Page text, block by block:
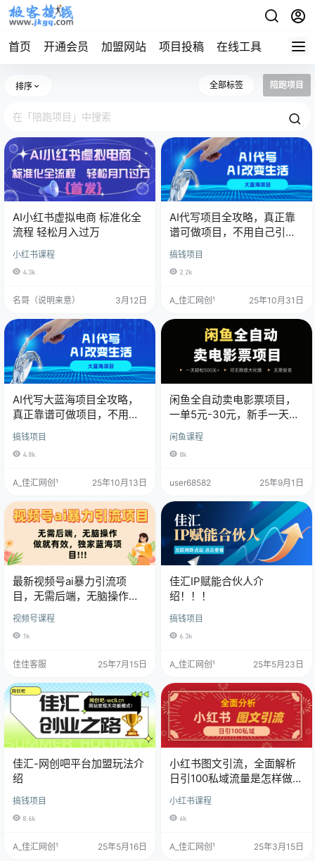
首页 开通会员 加盟网站 项目投稿 在线工具 地址发
排序 全部标签 陪跑项目
AI小红书虚拟电商 标准化全
流程 轻松月入过万
小红书课程
4.3k
名哥（说明来意） 3月12日
AI代写项目全攻略，真正靠
谱可做项目，不用自己引
流，单日稳定变现500+，一
单一结，全职月入1-5W，赚
稳定性的钱！
搞钱项目
2.2k
A_佳汇网创¹ 25年10月31日
AI代写大蓝海项目全攻略，
真正靠谱可做项目，不用自
己引流，单日稳定变现
500+，一单一结，全职月入
1-5W，赚稳定性的钱！
搞钱项目
4.8k
A_佳汇网创¹ 25年10月13日
闲鱼全自动卖电影票项目，
一单5元-30元，新手一天轻
松500+，无脑操作，零投资
闲鱼课程
8k
user68582 25年9月1日
最新视频号ai暴力引流项
目，无需后端，无脑操作，
做就有效，佳汇独家蓝海项
目！！！
视频号课程
1k
佳佳客服 25年7月15日
佳汇IP赋能合伙人介
绍！！！
搞钱项目
6.3k
A_佳汇网创¹ 25年5月23日
佳汇-网创吧平台加盟玩法介
绍
搞钱项目
8.6k
A_佳汇网创¹ 25年5月16日
小红书图文引流，全面解析
日引100私域流量是怎样做到
的
小红书课程
6k
A_佳汇网创¹ 25年3月15日